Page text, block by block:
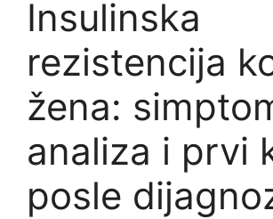
Insulinska
rezistencija
žena:
analiza i prvi
posle